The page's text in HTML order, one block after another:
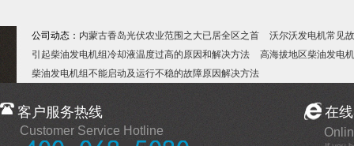
公司动态： 内蒙古香岛光伏农业范围之大已居全区之首
沃尔沃发电机常见
引起柴油发电机组冷却液温度过高的原因和解决方法
高海拔地区柴油发电
柴油发电机组不能启动及运行不稳的故障原因解决方法
客户服务热线
Customer Service Hotline
在